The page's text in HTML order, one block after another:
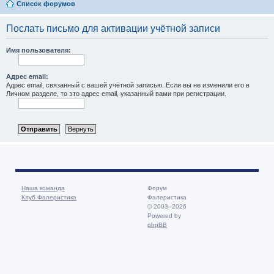
Список форумов
Послать письмо для активации учётной записи
Имя пользователя:
Адрес email:
Адрес email, связанный с вашей учётной записью. Если вы не изменили его в
Личном разделе, то это адрес email, указанный вами при регистрации.
Наша команда
Клуб Фалеристика
Форум
Фалеристика
© 2003–2026
Powered by
phpBB